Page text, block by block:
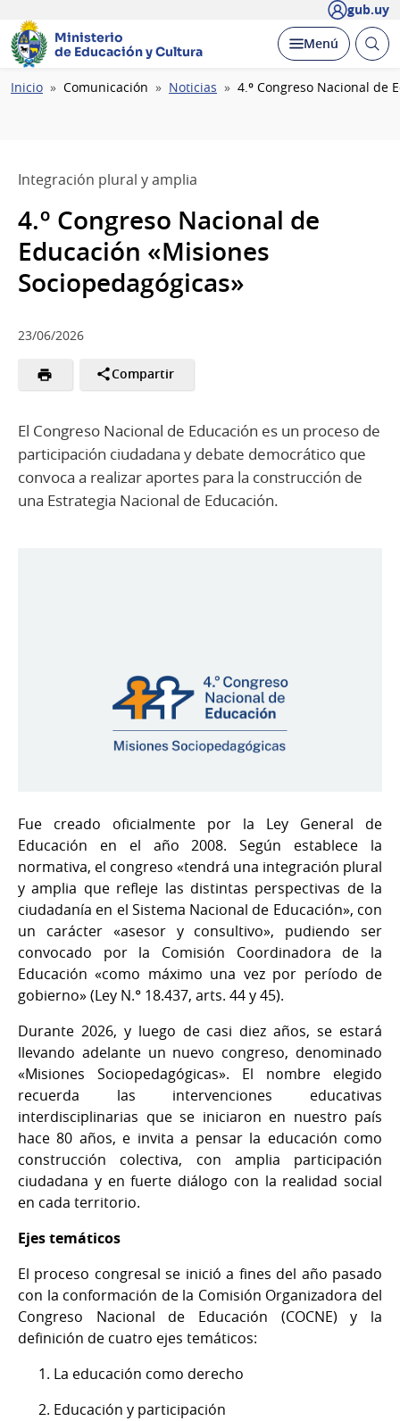
gub.uy
Ministerio
de Educación y Cultura
Desplegar
Menú Abrir
Ruta
Inicio Comunicación Noticias 4.º Congreso Nacional de
Integración plural y amplia
4.º Congreso Nacional de
Educación «Misiones
Sociopedagógicas»
23/06/2026
Compartir
El Congreso Nacional de Educación es un proceso de
participación ciudadana y debate democrático que
convoca a realizar aportes para la construcción de
una Estrategia Nacional de Educación.
Fue creado oficialmente por la Ley General de
Educación en el año 2008. Según establece la
normativa, el congreso «tendrá una integración plural
y amplia que refleje las distintas perspectivas de la
ciudadanía en el Sistema Nacional de Educación», con
un carácter «asesor y consultivo», pudiendo ser
convocado por la Comisión Coordinadora de la
Educación «como máximo una vez por período de
gobierno» (Ley N.° 18.437, arts. 44 y 45).
Durante 2026, y luego de casi diez años, se estará
llevando adelante un nuevo congreso, denominado
«Misiones Sociopedagógicas». El nombre elegido
recuerda las intervenciones educativas
interdisciplinarias que se iniciaron en nuestro país
hace 80 años, e invita a pensar la educación como
construcción colectiva, con amplia participación
ciudadana y en fuerte diálogo con la realidad social
en cada territorio.
Ejes temáticos
El proceso congresal se inició a fines del año pasado
con la conformación de la Comisión Organizadora del
Congreso Nacional de Educación (COCNE) y la
definición de cuatro ejes temáticos:
La educación como derecho
Educación y participación